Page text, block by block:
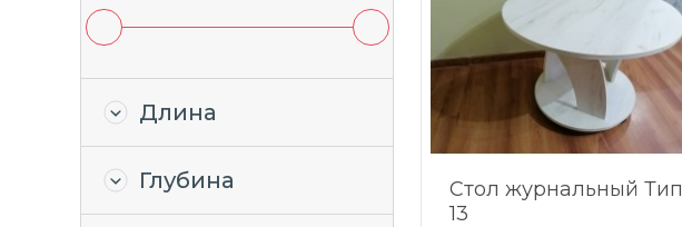
Длина
Глубина
Стол журнальный Тип
13